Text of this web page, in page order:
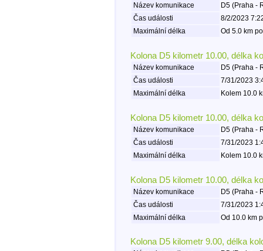
Název komunikace
D5 (Praha -
Čas události
8/2/2023
Maximální délka
Od 5.0 km
Kolona D5 kilometr 10.00, délka
Název komunikace
D5 (Praha -
Čas události
7/31/2023
Maximální délka
Kolem 10.0
Kolona D5 kilometr 10.00, délka
Název komunikace
D5 (Praha -
Čas události
7/31/2023
Maximální délka
Kolem 10.0
Kolona D5 kilometr 10.00, délka
Název komunikace
D5 (Praha -
Čas události
7/31/2023
Maximální délka
Od 10.0 km
Kolona D5 kilometr 9.00, délka